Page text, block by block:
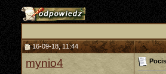
16-09-18, 11:44
mynio4